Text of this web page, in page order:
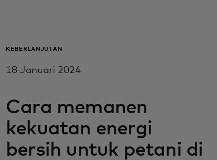
Untuk bisnis
Untuk inovator
Berita dan tren
KEBERLANJUTAN
18 Januari 2024
Cara memanen
kekuatan energi
bersih untuk petani di